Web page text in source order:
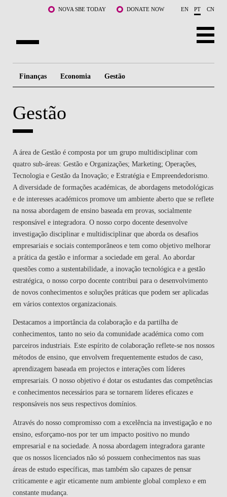
Saltar para o conteúdo principalNOVA SBE TODAY DONATE NOW EN PT CN
DOCENTES E INVESTIGAÇÃO
LIFE AT NOVA SBE
WHAT'S HAPPENING
Finanças Economia Gestão
Gestão
A área de Gestão é composta por um grupo multidisciplinar com
quatro sub-áreas: Gestão e Organizações; Marketing; Operações,
Tecnologia e Gestão da Inovação; e Estratégia e Empreendedorismo.
A diversidade de formações académicas, de abordagens metodológicas
e de interesses académicos promove um ambiente aberto que se reflete
na nossa abordagem de ensino baseada em provas, socialmente
responsável e integradora. O nosso corpo docente desenvolve
investigação disciplinar e multidisciplinar que aborda os desafios
empresariais e sociais contemporâneos e tem como objetivo melhorar
a prática da gestão e informar a sociedade em geral. Ao abordar
questões como a sustentabilidade, a inovação tecnológica e a gestão
estratégica, o nosso corpo docente contribui para o desenvolvimento
de novos conhecimentos e soluções práticas que podem ser aplicadas
em vários contextos organizacionais.
Destacamos a importância da colaboração e da partilha de
conhecimentos, tanto no seio da comunidade académica como com
parceiros industriais. Este espírito de colaboração reflete-se nos nossos
métodos de ensino, que envolvem frequentemente estudos de caso,
aprendizagem baseada em projectos e interações com líderes
empresariais. O nosso objetivo é dotar os estudantes das competências
e conhecimentos necessários para se tornarem líderes eficazes e
responsáveis nos seus respectivos domínios.
Através do nosso compromisso com a excelência na investigação e no
ensino, esforçamo-nos por ter um impacto positivo no mundo
empresarial e na sociedade. A nossa abordagem integradora garante
que os nossos licenciados não só possuem conhecimentos nas suas
áreas de estudo específicas, mas também são capazes de pensar
criticamente e agir eticamente num ambiente global complexo e em
constante mudança.